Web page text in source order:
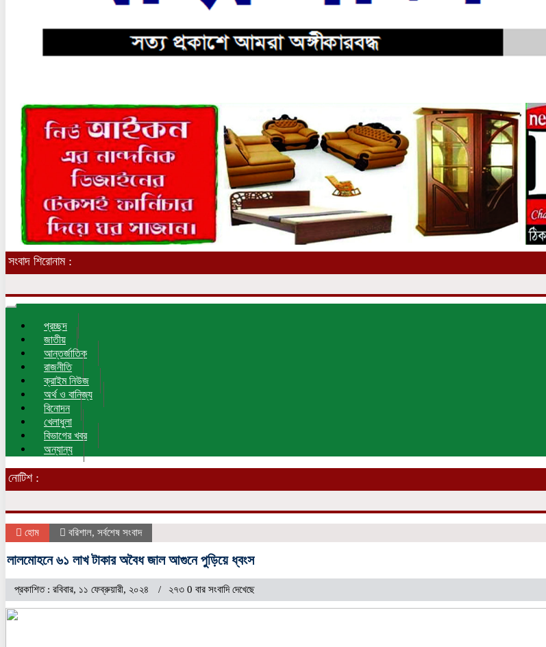
সংবাদ শিরোনাম :
Toggle
navigationপ্রচ্ছদ
জাতীয়
আন্তর্জাতিক
রাজনীতি
ক্রাইম নিউজ
অর্থ ও বানিজ্য
বিনোদন
খেলাধুলা
বিভাগের খবর
অন্যান্য
নোটিশ :
হোম বরিশাল, সর্বশেষ সংবাদ
লালমোহনে ৬১ লাখ টাকার অবৈধ জাল আগুনে পুড়িয়ে ধ্বংস
প্রকাশিত : রবিবার, ১১ ফেব্রুয়ারী, ২০২৪ ২৭৩ 0 বার সংবাদি দেখেছে